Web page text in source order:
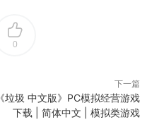
0
下一篇
《垃圾 中文版》PC模拟经营游戏
下载 | 简体中文 | 模拟类游戏